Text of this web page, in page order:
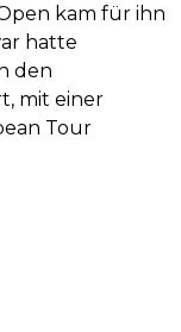
kam für ihn
hatte
den
mit einer
Tour